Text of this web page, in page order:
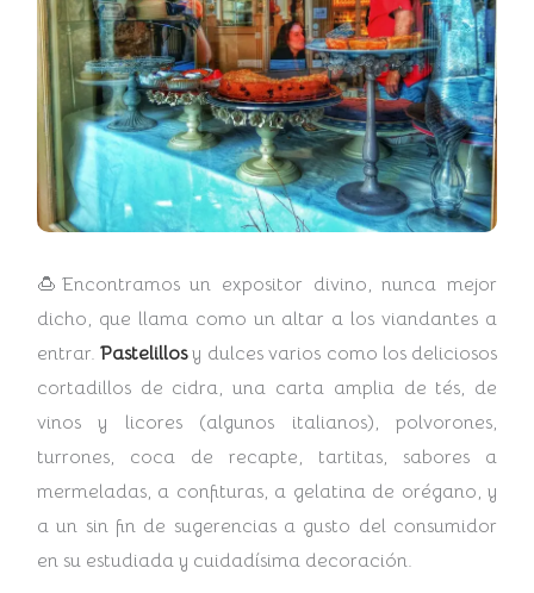
🍮Encontramos un expositor divino, nunca mejor
dicho, que llama como un altar a los viandantes a
entrar.Pastelillosy dulces varios como los deliciosos
cortadillos de cidra, una carta amplia de tés, de
vinos y licores (algunos italianos), polvorones,
turrones, coca de recapte, tartitas, sabores a
mermeladas, a confituras, a gelatina de orégano, y
a un sin fin de sugerencias a gusto del consumidor
en su estudiada y cuidadísima decoración.